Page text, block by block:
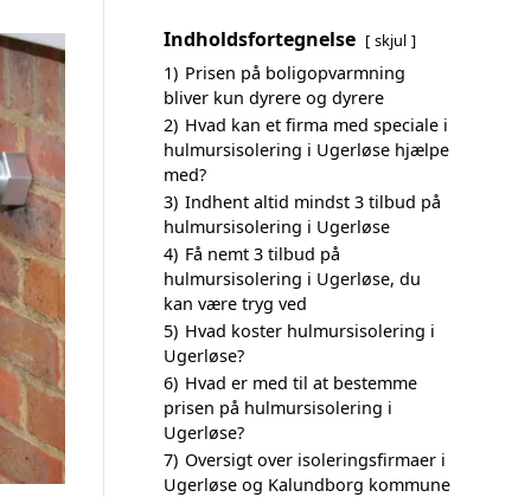
Indholdsfortegnelse skjul
1) Prisen på boligopvarmning
bliver kun dyrere og dyrere
2) Hvad kan et firma med speciale i
hulmursisolering i Ugerløse hjælpe
med?
3) Indhent altid mindst 3 tilbud på
hulmursisolering i Ugerløse
4) Få nemt 3 tilbud på
hulmursisolering i Ugerløse, du
kan være tryg ved
5) Hvad koster hulmursisolering i
Ugerløse?
6) Hvad er med til at bestemme
prisen på hulmursisolering i
Ugerløse?
7) Oversigt over isoleringsfirmaer i
Ugerløse og Kalundborg kommune